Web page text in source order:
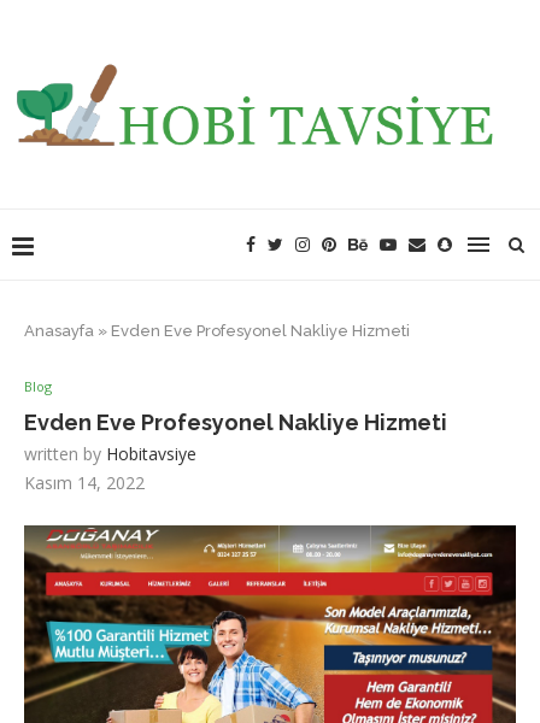
Anasayfa » Evden Eve Profesyonel Nakliye Hizmeti
Blog
Evden Eve Profesyonel Nakliye Hizmeti
written by Hobitavsiye
Kasım 14, 2022